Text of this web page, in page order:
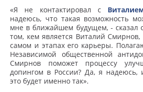
«Я не контактировал с
надеюсь, что такая возможность
мне в ближайшем будущем, - сказал
том, кем является Виталий
самом и этапах его карьеры.
Независимой общественной
Смирнов поможет процессу
допингом в России? Да, я надеюсь,
это будет именно так».